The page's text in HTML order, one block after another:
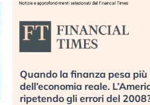
Quando la finanza pesa più
dell’economia reale.
ripetendo gli errori del